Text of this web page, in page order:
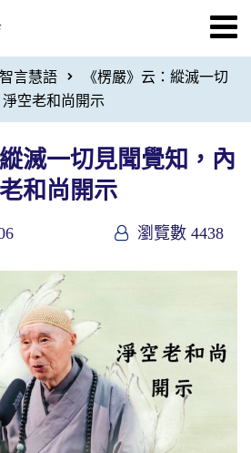
言慧語
《楞嚴》云：縱滅一切
空老和尚開示
滅一切見聞覺知，內
和尚開示
瀏覽數 4438